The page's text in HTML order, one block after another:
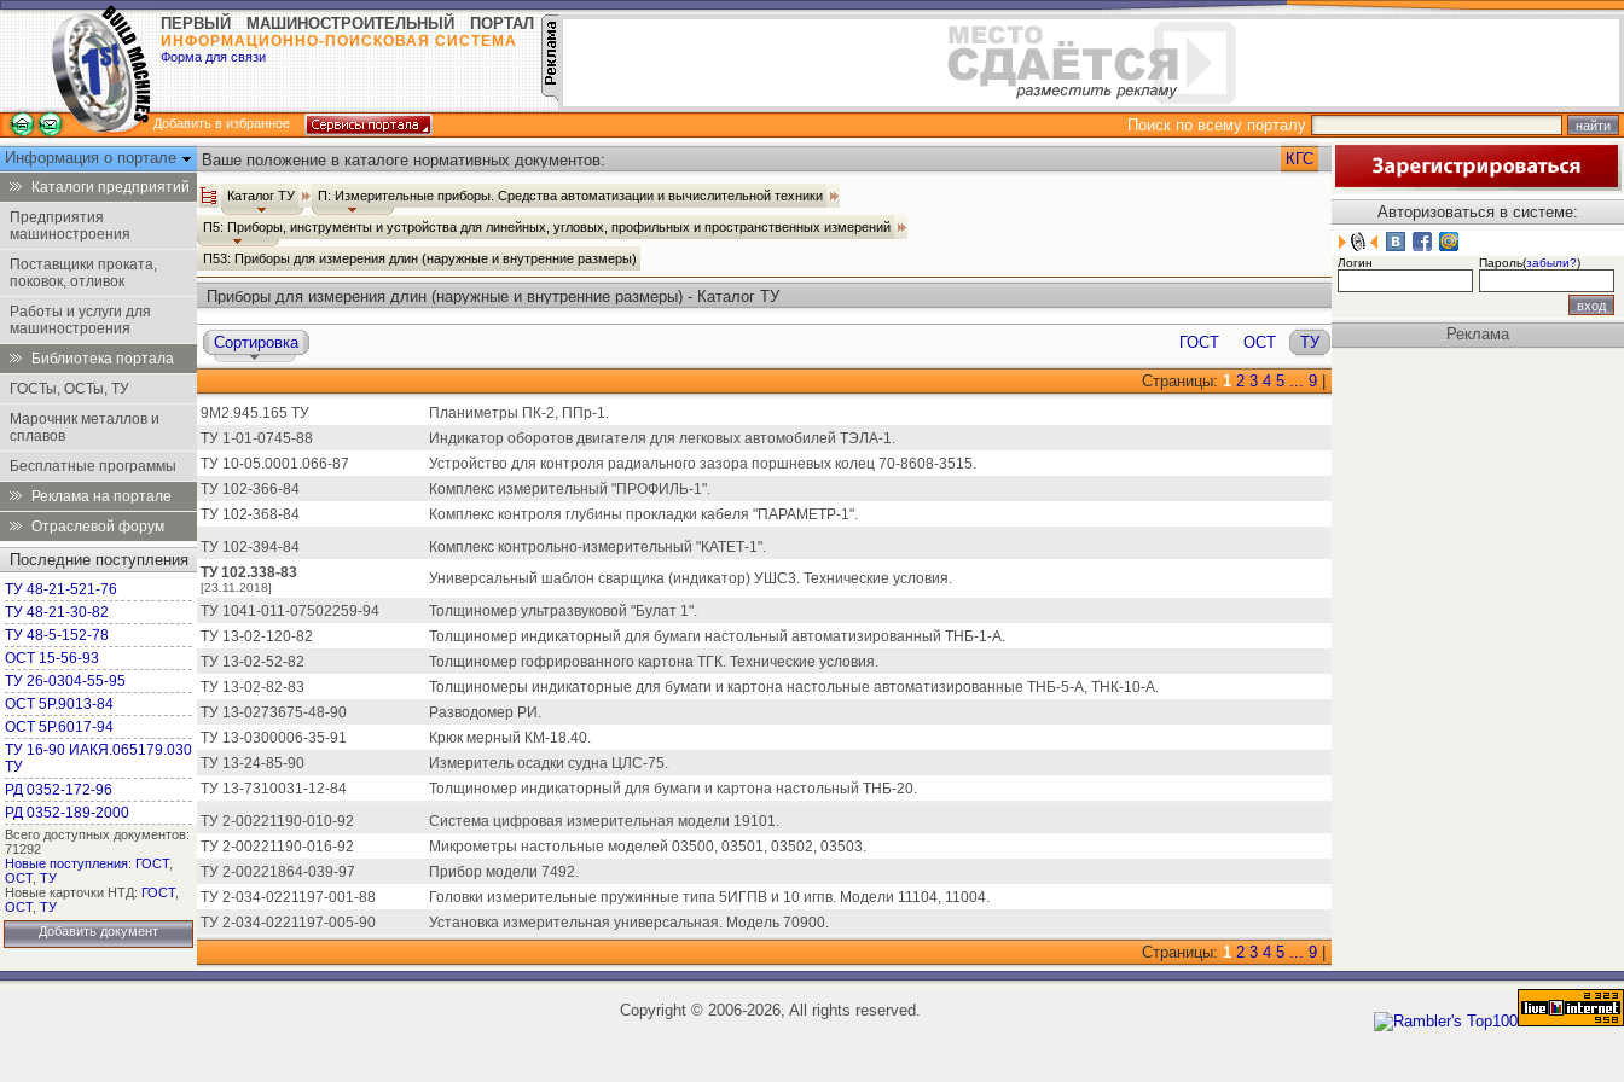
ПЕРВЫЙ МАШИНОСТРОИТЕЛЬНЫЙ ПОРТАЛ
ИНФОРМАЦИОННО-ПОИСКОВАЯ СИСТЕМА
Форма для связи
Добавить в избранное
Поиск по всему порталу
Информация о портале
Каталоги предприятий
Предприятия
машиностроения
Поставщики проката,
поковок, отливок
Работы и услуги для
машиностроения
Библиотека портала
ГОСТы, ОСТы, ТУ
Марочник металлов и
сплавов
Бесплатные программы
Реклама на портале
Отраслевой форум
Последние поступления
ТУ 48-21-521-76
ТУ 48-21-30-82
ТУ 48-5-152-78
ОСТ 15-56-93
ТУ 26-0304-55-95
ОСТ 5Р.9013-84
ОСТ 5Р.6017-94
ТУ 16-90 ИАКЯ.065179.030
ТУ
РД 0352-172-96
РД 0352-189-2000
Всего доступных документов:
71292
Новые поступления: ГОСТ,
ОСТ, ТУ
Новые карточки НТД: ГОСТ,
ОСТ, ТУ
Добавить документ
Ваше положение в каталоге нормативных документов: КГС
Каталог ТУ П: Измерительные приборы. Средства автоматизации и вычислительной техники
П5: Приборы, инструменты и устройства для линейных, угловых, профильных и пространственных измерений
П53: Приборы для измерения длин (наружные и внутренние размеры)
Приборы для измерения длин (наружные и внутренние размеры) - Каталог ТУ
Сортировка ГОСТ ОСТ ТУ
Страницы: 1 2 3 4 5 ... 9
9М2.945.165 ТУ
Планиметры ПК-2, ППр-1.
ТУ 1-01-0745-88
Индикатор оборотов двигателя для легковых автомобилей ТЭЛА-1.
ТУ 10-05.0001.066-87
Устройство для контроля радиального зазора поршневых колец 70-8608-3515.
ТУ 102-366-84
Комплекс измерительный "ПРОФИЛЬ-1".
ТУ 102-368-84
Комплекс контроля глубины прокладки кабеля "ПАРАМЕТР-1".
ТУ 102-394-84
Комплекс контрольно-измерительный "КАТЕТ-1".
ТУ 102.338-83
[23.11.2018]
Универсальный шаблон сварщика (индикатор) УШС3. Технические условия.
ТУ 1041-011-07502259-94
Толщиномер ультразвуковой "Булат 1".
ТУ 13-02-120-82
Толщиномер индикаторный для бумаги настольный автоматизированный ТНБ-1-А.
ТУ 13-02-52-82
Толщиномер гофрированного картона ТГК. Технические условия.
ТУ 13-02-82-83
Толщиномеры индикаторные для бумаги и картона настольные автоматизированные ТНБ-5-А, ТНК-10-А.
ТУ 13-0273675-48-90
Разводомер РИ.
ТУ 13-0300006-35-91
Крюк мерный КМ-18.40.
ТУ 13-24-85-90
Измеритель осадки судна ЦЛС-75.
ТУ 13-7310031-12-84
Толщиномер индикаторный для бумаги и картона настольный ТНБ-20.
ТУ 2-00221190-010-92
Система цифровая измерительная модели 19101.
ТУ 2-00221190-016-92
Микрометры настольные моделей 03500, 03501, 03502, 03503.
ТУ 2-00221864-039-97
Прибор модели 7492.
ТУ 2-034-0221197-001-88
Головки измерительные пружинные типа 5ИГПВ и 10 игпв. Модели 11104, 11004.
ТУ 2-034-0221197-005-90
Установка измерительная универсальная. Модель 70900.
Страницы: 1 2 3 4 5 ... 9
Авторизоваться в системе:
Логин Пароль(забыли?)
Реклама
Copyright ©2006-2026, All rights reserved.